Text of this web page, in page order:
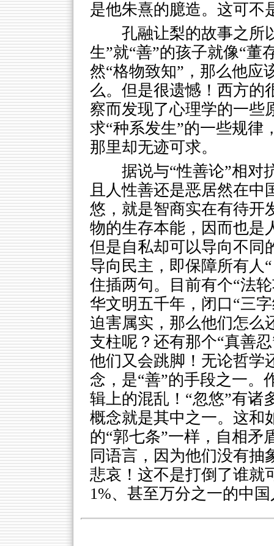
是他朱熹的臆造。这可不
孔融让梨的故事之所
生”就“善”的孩子就像“董
然“格物致知”，那么他应
么。但是很遗憾！西方的
察而发现了心理学的一些
求“种系发生”的一些规律
那里却无迹可求。
据说与“性善论”相对
且人性善还是恶居然在中
悠，就是智商实在有待开
物的生存本能，因而也是
但是自私却可以导向不同
导向民主，即保障所有人
住插两句。目前有个“法
华文明五千年，闭口“三
迫害属实，那么他们怎么
支柱呢？还有那个“真善
他们又会跳脚！无论哲学
念，是“善”的手段之一。
辑上的混乱！“忽悠”有诸
概念就是其中之一。这和
的“郭七条”一样，自相矛
同语言，因为他们没有抽
悲哀！这不是打倒了谁就
1%、甚至万分之一的中